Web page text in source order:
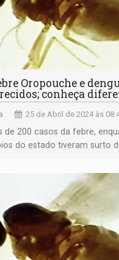
Oropouche e
conheça
25 de Abril de 2024 às
de 200 casos da febre,
do estado tiveram surto